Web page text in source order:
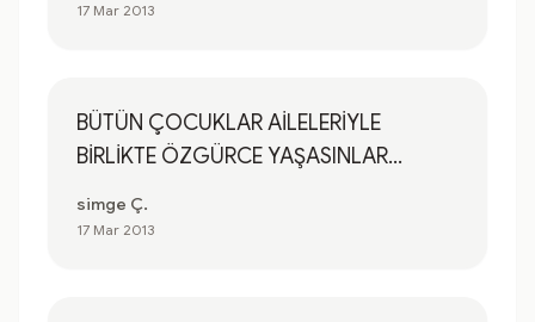
17 Mar 2013
BÜTÜN ÇOCUKLAR AİLELERİYLE
BİRLİKTE ÖZGÜRCE YAŞASINLAR...
simge Ç.
17 Mar 2013